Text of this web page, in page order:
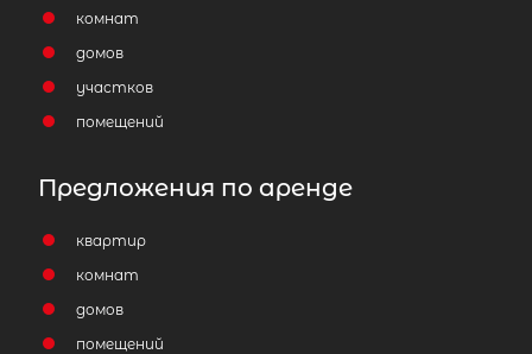
комнат
домов
участков
помещений
Предложения по аренде
квартир
комнат
домов
помещений